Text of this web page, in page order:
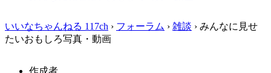
いいなちゃんねる 117ch › フォーラム › 雑談 › みんなに見せ
たいおもしろ写真・動画
作成者